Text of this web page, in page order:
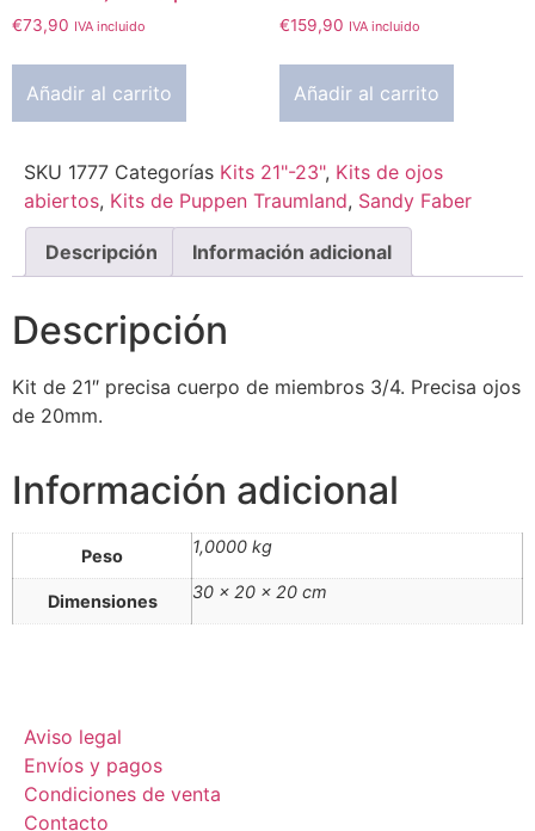
€73,90 IVA incluido
Añadir al carrito
€159,90 IVA incluido
Añadir al carrito
SKU 1777 Categorías Kits 21"-23", Kits de ojos
abiertos, Kits de Puppen Traumland, Sandy Faber
Descripción Información adicional
Descripción
Kit de 21″ precisa cuerpo de miembros 3/4. Precisa ojos
de 20mm.
Información adicional
Peso 1,0000 kg
Dimensiones 30 × 20 × 20 cm
Aviso legal
Envíos y pagos
Condiciones de venta
Contacto